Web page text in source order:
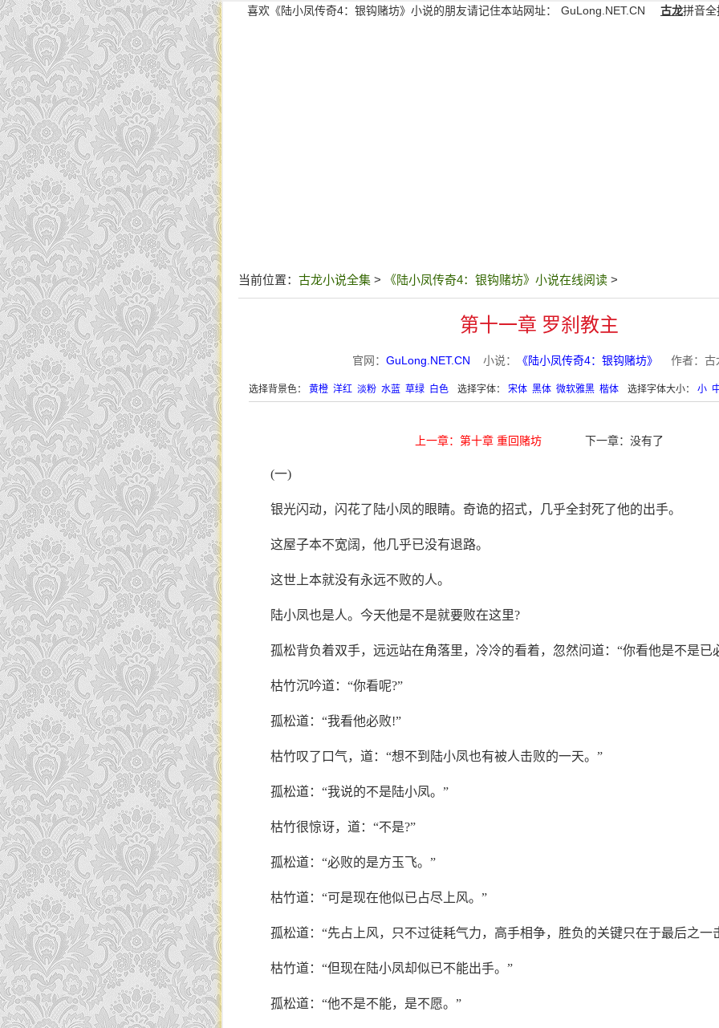
喜欢《陆小凤传奇4：银钩赌坊》小说的朋友请记住本站网址： GuLong.NET.CN 古龙拼音
当前位置： 古龙小说全集 > 《陆小凤传奇4：银钩赌坊》小说在线阅读 >
第十一章 罗刹教主
官网： GuLong.NET.CN 小说： 《陆小凤传奇4：银钩赌坊》 作者：古
选择背景色： 黄橙 洋红 淡粉 水蓝 草绿 白色 选择字体： 宋体 黑体 微软雅黑 楷体 选择字体大小： 小
上一章：第十章 重回赌坊 下一章：没有了
(一)
银光闪动，闪花了陆小凤的眼睛。奇诡的招式，几乎全封死了他的出手。
这屋子本不宽阔，他几乎已没有退路。
这世上本就没有永远不败的人。
陆小凤也是人。今天他是不是就要败在这里?
孤松背负着双手，远远站在角落里，冷冷的看着，忽然问道：“你看他是不是已
枯竹沉吟道：“你看呢?”
孤松道：“我看他必败!”
枯竹叹了口气，道：“想不到陆小凤也有被人击败的一天。”
孤松道：“我说的不是陆小凤。”
枯竹很惊讶，道：“不是?”
孤松道：“必败的是方玉飞。”
枯竹道：“可是现在他似已占尽上风。”
孤松道：“先占上风，只不过徒耗气力，高手相争，胜负的关键只在于最后之一
枯竹道：“但现在陆小凤却似已不能出手。”
孤松道：“他不是不能，是不愿。”